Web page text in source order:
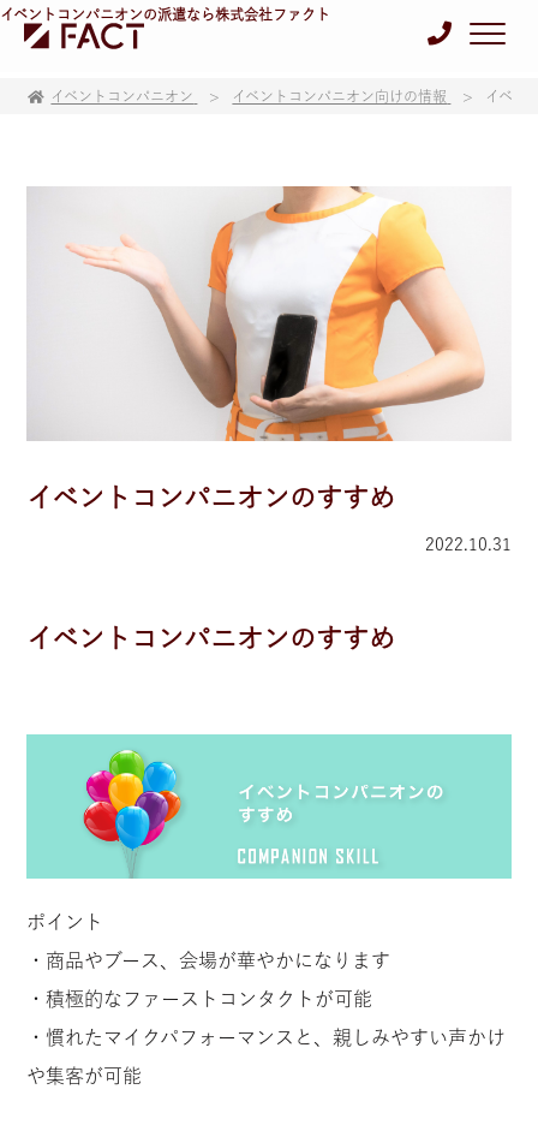
イベントコンパニオンの派遣なら株式会社ファクト
イベントコンパニオン イベントコンパニオン向けの情報 イベン
イベントコンパニオンのすすめ
2022.10.31
イベントコンパニオンのすすめ
ポイント
・商品やブース、会場が華やかになります
・積極的なファーストコンタクトが可能
・慣れたマイクパフォーマンスと、親しみやすい声かけ
や集客が可能